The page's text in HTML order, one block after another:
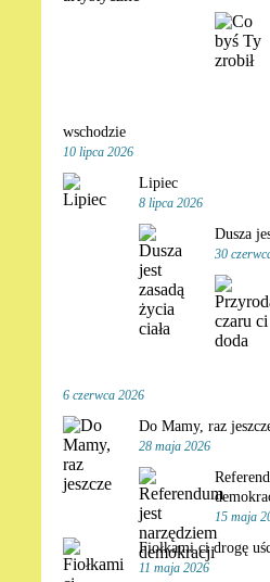
wschodzie
10 lipca 2026
Lipiec
8 lipca 2026
Dusza
30
6 czerwca 2026
Do Mamy, raz
28 maja 2026
15 maja
Fiołkami ci drogę
11 maja 2026